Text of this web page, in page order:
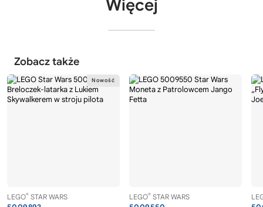
Więcej
Zobacz także
LEGO® STAR WARS LEGO® STAR WARS